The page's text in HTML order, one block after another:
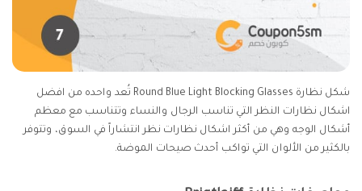
شكل نظارة Round Blue Light Blocking Glasses تُعد واحده من افضل
اشكال نظارات النظر التي تناسب الرجال والنساء وتتناسب مع معظم
أشكال الوجه وهي من أكثر اشكال نظارات نظر انتشاراً في السوق، وتتوفر
بالكثير من الألوان التي تواكب أحدث صيحات الموضة.